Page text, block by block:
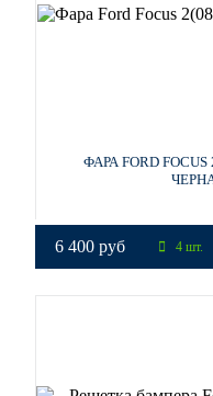
ФАРА FORD
6 400 руб 4 шт.